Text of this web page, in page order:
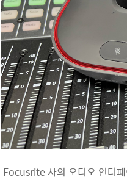
Focusrite 사의 오디오 인터